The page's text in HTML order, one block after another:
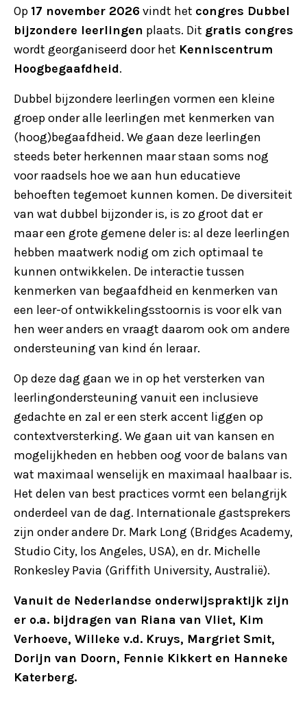
Op 17 november 2026 vindt het congres Dubbel
bijzondere leerlingen plaats. Dit gratis congres
wordt georganiseerd door het Kenniscentrum
Hoogbegaafdheid.
Dubbel bijzondere leerlingen vormen een kleine
groep onder alle leerlingen met kenmerken van
(hoog)begaafdheid. We gaan deze leerlingen
steeds beter herkennen maar staan soms nog
voor raadsels hoe we aan hun educatieve
behoeften tegemoet kunnen komen. De diversiteit
van wat dubbel bijzonder is, is zo groot dat er
maar een grote gemene deler is: al deze leerlingen
hebben maatwerk nodig om zich optimaal te
kunnen ontwikkelen. De interactie tussen
kenmerken van begaafdheid en kenmerken van
een leer-of ontwikkelingsstoornis is voor elk van
hen weer anders en vraagt daarom ook om andere
ondersteuning van kind én leraar.
Op deze dag gaan we in op het versterken van
leerlingondersteuning vanuit een inclusieve
gedachte en zal er een sterk accent liggen op
contextversterking. We gaan uit van kansen en
mogelijkheden en hebben oog voor de balans van
wat maximaal wenselijk en maximaal haalbaar is.
Het delen van best practices vormt een belangrijk
onderdeel van de dag. Internationale gastsprekers
zijn onder andere Dr. Mark Long (Bridges Academy,
Studio City, los Angeles, USA), en dr. Michelle
Ronkesley Pavia (Griffith University, Australië).
Vanuit de Nederlandse onderwijspraktijk zijn
er o.a. bijdragen van Riana van Vliet, Kim
Verhoeve, Willeke v.d. Kruys, Margriet Smit,
Dorijn van Doorn, Fennie Kikkert en Hanneke
Katerberg.